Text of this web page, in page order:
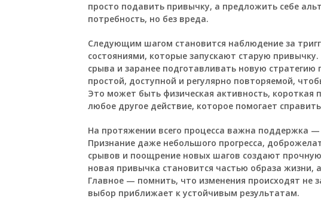
просто подавить привычку, а предложить себе
потребность, но без вреда.
Следующим шагом становится наблюдение за
состояниями, которые запускают старую
срыва и заранее подготавливать новую
простой, доступной и регулярно повторяемой,
Это может быть физическая активность, короткая
любое другое действие, которое помогает
На протяжении всего процесса важна поддержка
Признание даже небольшого прогресса,
срывов и поощрение новых шагов создают
новая привычка становится частью образа жизни,
Главное — помнить, что изменения происходят не
выбор приближает к устойчивым результатам.